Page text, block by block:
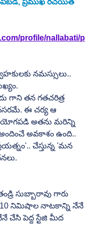
ప్రముఖ రచయిత
profile/nallabati/p
నమస్సులు..
గాని తన గతచరిత్ర
ఈ చర్య ఆ
అతను మరిన్ని
అవకాశం ఉంది..
చేస్తున్న 'మన
సుబ్బారావు గారు
10 నిమిషాల నాటకాన్ని నేనే
చేసి పెద్ద స్టేజి మీద